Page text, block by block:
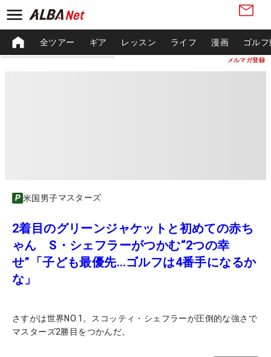
メルマガ登録
全ツアー ギア レッスン ライフ 漫画 ゴル
米国男子マスターズ
2着目のグリーンジャケットと初めての赤ち
ゃん S・シェフラーがつかむ“2つの幸
せ”「子ども最優先…ゴルフは4番手になるか
な」
さすがは世界NO.1。スコッティ・シェフラーが圧倒的な強さで
マスターズ2勝目をつかんだ。